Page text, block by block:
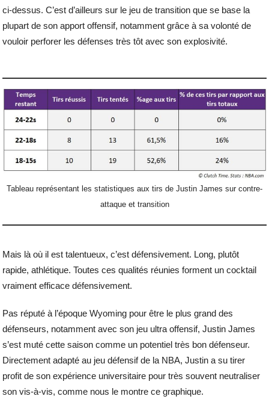
ci-dessus. C’est d’ailleurs sur le jeu de transition que se base la
plupart de son apport offensif, notamment grâce à sa volonté de
vouloir perforer les défenses très tôt avec son explosivité.
Tableau représentant les statistiques aux tirs de Justin James sur contre-
attaque et transition
Mais là où il est talentueux, c’est défensivement. Long, plutôt
rapide, athlétique. Toutes ces qualités réunies forment un cocktail
vraiment efficace défensivement.
Pas réputé à l’époque Wyoming pour être le plus grand des
défenseurs, notamment avec son jeu ultra offensif, Justin James
s’est muté cette saison comme un potentiel très bon défenseur.
Directement adapté au jeu défensif de la NBA, Justin a su tirer
profit de son expérience universitaire pour très souvent neutraliser
son vis-à-vis, comme nous le montre ce graphique.